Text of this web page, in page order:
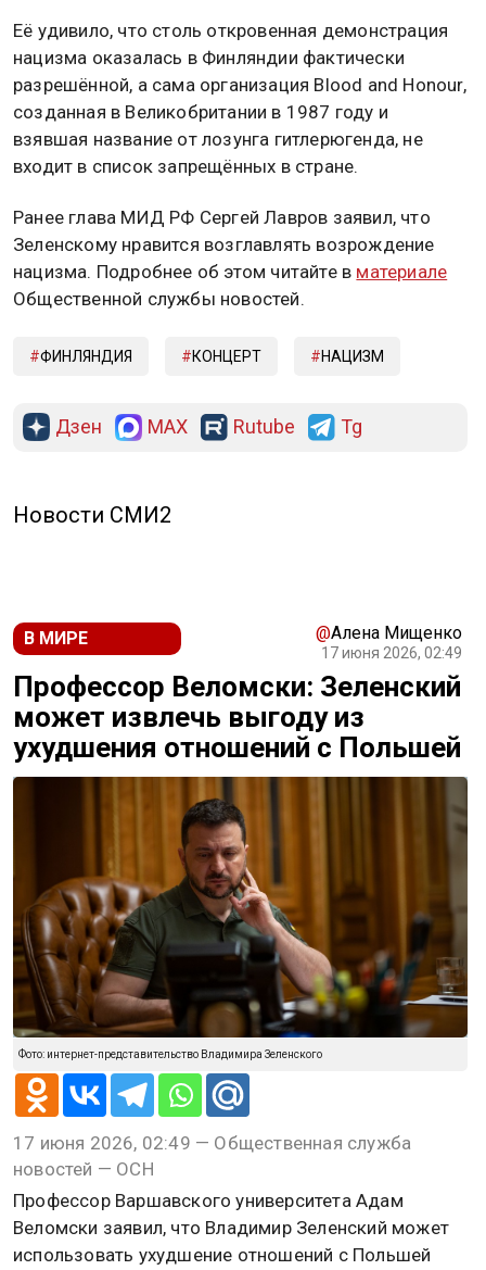
Её удивило, что столь откровенная демонстрация
нацизма оказалась в Финляндии фактически
разрешённой, а сама организация Blood and Honour,
созданная в Великобритании в 1987 году и
взявшая название от лозунга гитлерюгенда, не
входит в список запрещённых в стране.
Ранее глава МИД РФ Сергей Лавров заявил, что
Зеленскому нравится возглавлять возрождение
нацизма. Подробнее об этом читайте в материале
Общественной службы новостей.
ФИНЛЯНДИЯ КОНЦЕРТ НАЦИЗМ
Дзен MAX Rutube Tg
Новости СМИ2
В МИРЕ @Алена Мищенко
17 июня 2026, 02:49
Профессор Веломски: Зеленский
может извлечь выгоду из
ухудшения отношений с Польшей
Фото: интернет-представительство Владимира Зеленского
17 июня 2026, 02:49 — Общественная служба
новостей — ОСН
Профессор Варшавского университета Адам
Веломски заявил, что Владимир Зеленский может
использовать ухудшение отношений с Польшей